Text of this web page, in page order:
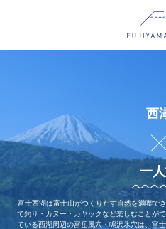
西
一
富士西湖は富士山がつくりだす自然を満喫で
で釣り・カヌー・カヤックなど楽しむことが
ている西湖周辺の富岳風穴・鳴沢氷穴は、富